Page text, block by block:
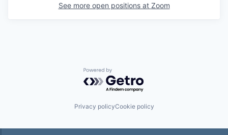
See more open positions at Zoom
Powered by Getro.com
Privacy policyCookie policy